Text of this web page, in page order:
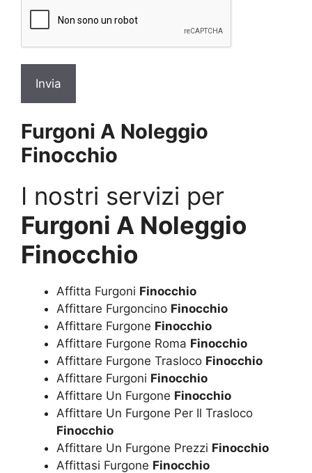
Furgoni A Noleggio
Finocchio
I nostri servizi per
Furgoni A Noleggio
Finocchio
Affitta Furgoni Finocchio
Affittare Furgoncino Finocchio
Affittare Furgone Finocchio
Affittare Furgone Roma Finocchio
Affittare Furgone Trasloco Finocchio
Affittare Furgoni Finocchio
Affittare Un Furgone Finocchio
Affittare Un Furgone Per Il Trasloco
Finocchio
Affittare Un Furgone Prezzi Finocchio
Affittasi Furgone Finocchio